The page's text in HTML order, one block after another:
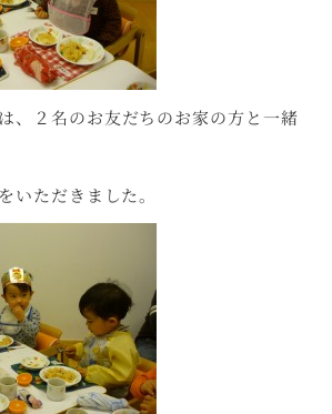
、２名のお友だちのお家の方と一緒
いただきました。